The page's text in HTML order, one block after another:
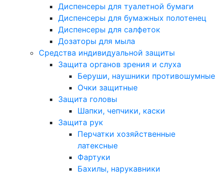
Диспенсеры для туалетной бумаги
Диспенсеры для бумажных полотенец
Диспенсеры для салфеток
Дозаторы для мыла
Средства индивидуальной защиты
Защита органов зрения и слуха
Беруши, наушники противошумные
Очки защитные
Защита головы
Шапки, чепчики, каски
Защита рук
Перчатки хозяйственные
латексные
Фартуки
Бахилы, нарукавники